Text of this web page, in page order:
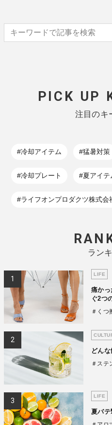
PICK UP
注目のキ
#冷却アイテム #猛暑対策
#冷却プレート #夏アイテ
#ライフオンプロダクツ株式会
ラン
LIFE
痛かっ
ぐ2つ
＃くつ
どん
＃ステ
LIFE
夏バテ